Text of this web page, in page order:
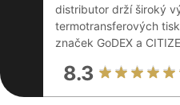
distributor drží široký
termotransferových
značek GoDEX a
8.3